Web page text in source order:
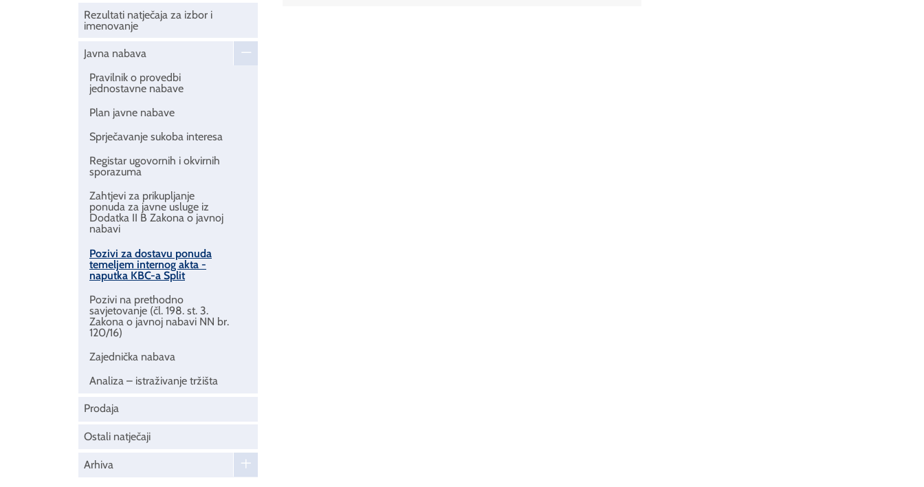
Rezultati natječaja za izbor i
imenovanje
Javna nabava
Pravilnik o provedbi
jednostavne nabave
Plan javne nabave
Sprječavanje sukoba interesa
Registar ugovornih i okvirnih
sporazuma
Zahtjevi za prikupljanje
ponuda za javne usluge iz
Dodatka II B Zakona o javnoj
nabavi
Pozivi za dostavu ponuda
temeljem internog akta -
naputka KBC-a Split
Pozivi na prethodno
savjetovanje (čl. 198. st. 3.
Zakona o javnoj nabavi NN br.
120/16)
Zajednička nabava
Analiza – istraživanje tržišta
Prodaja
Ostali natječaji
Arhiva